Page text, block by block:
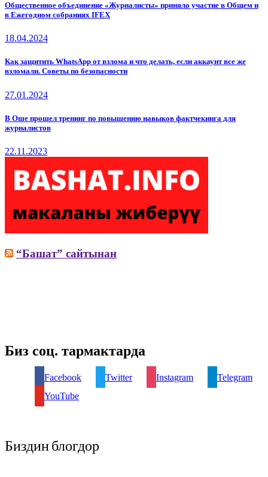
Общественное объединение «Журналисты» приняло участие в Общем и
в Ежегодном собраниях IFEX
18.04.2024
Как защитить WhatsApp от взлома и что делать, если аккаунт все же
взломали. Советы по безопасности
27.01.2024
В Оше прошел тренинг по повышению навыков фактчекинга для
журналистов
22.11.2023
“Башат” сайтынан
Биз соц. тармактарда
Facebook Twitter Instagram
Telegram
YouTube
Биздин блогдор